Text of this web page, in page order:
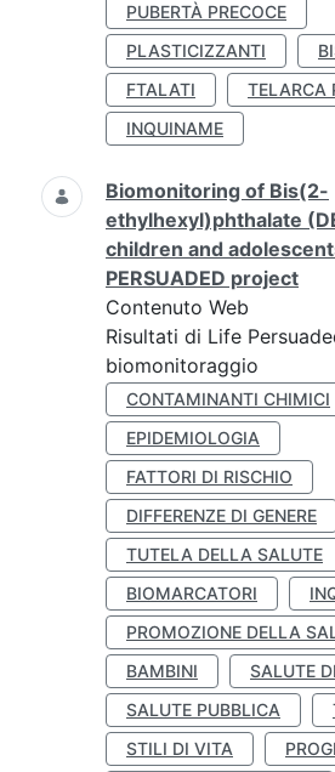
PUBERTÀ PRECOCE
PLASTICIZZANTI
FTALATI
TELARCA
INQUINAME
Biomonitoring of Bis(2-
ethylhexyl)phthalate
children and
PERSUADED project
Contenuto Web
Risultati di Life
biomonitoraggio
CONTAMINANTI CHIMICI
EPIDEMIOLOGIA
FATTORI DI RISCHIO
DIFFERENZE DI GENERE
TUTELA DELLA SALUTE
BIOMARCATORI
PROMOZIONE DELLA
BAMBINI
SALUTE
SALUTE PUBBLICA
STILI DI VITA